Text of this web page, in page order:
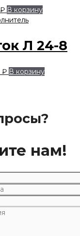
₽ В корзину
Л 24-8
₽ В корзину
нам!